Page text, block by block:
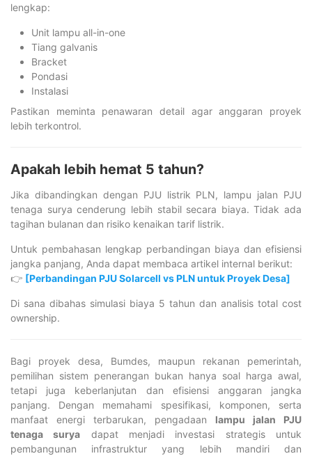
lengkap:
Unit lampu all-in-one
Tiang galvanis
Bracket
Pondasi
Instalasi
Pastikan meminta penawaran detail agar anggaran proyek
lebih terkontrol.
Apakah lebih hemat 5 tahun?
Jika dibandingkan dengan PJU listrik PLN, lampu jalan PJU
tenaga surya cenderung lebih stabil secara biaya. Tidak ada
tagihan bulanan dan risiko kenaikan tarif listrik.
Untuk pembahasan lengkap perbandingan biaya dan efisiensi
jangka panjang, Anda dapat membaca artikel internal berikut:
👉 [Perbandingan PJU Solarcell vs PLN untuk Proyek Desa]
Di sana dibahas simulasi biaya 5 tahun dan analisis total cost
ownership.
Bagi proyek desa, Bumdes, maupun rekanan pemerintah,
pemilihan sistem penerangan bukan hanya soal harga awal,
tetapi juga keberlanjutan dan efisiensi anggaran jangka
panjang. Dengan memahami spesifikasi, komponen, serta
manfaat energi terbarukan, pengadaan lampu jalan PJU
tenaga surya dapat menjadi investasi strategis untuk
pembangunan infrastruktur yang lebih mandiri dan